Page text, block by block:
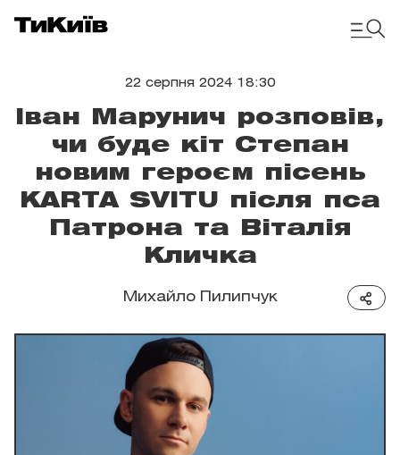
22 серпня 2024 18:30
Іван Марунич розповів,
чи буде кіт Степан
новим героєм пісень
KARTA SVITU після пса
Патрона та Віталія
Кличка
Михайло Пилипчук